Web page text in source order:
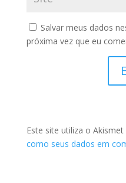
Salvar meus dados
próxima vez que eu
Este site utiliza o
como seus dados em